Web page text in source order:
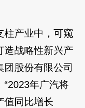
柱产业中，可窥
造战略性新兴产
股份有限公司
年广汽将
值同比增长